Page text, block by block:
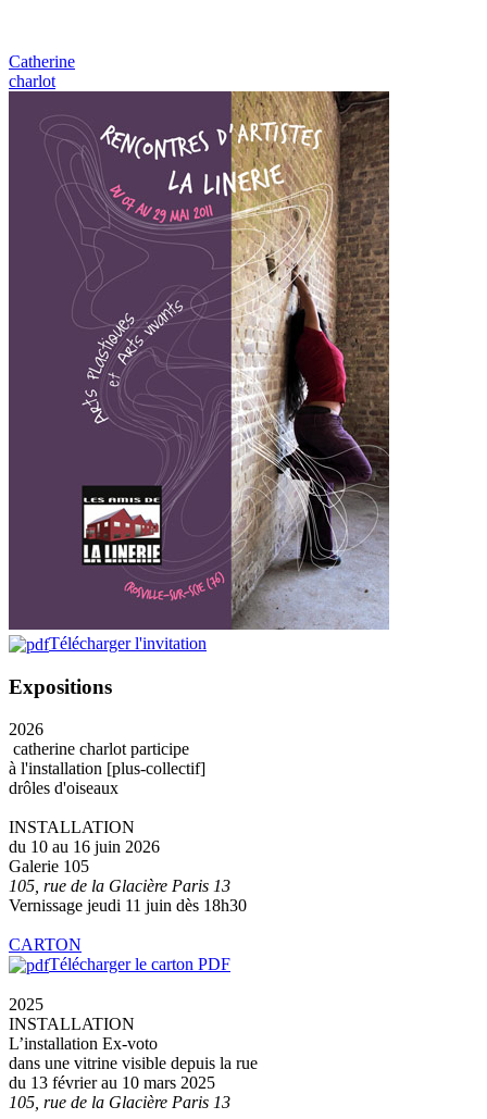
Catherine
charlot
Télécharger l'invitation
Expositions
2026
catherine charlot participe
à l'installation [plus-collectif]
drôles d'oiseaux
INSTALLATION
du 10 au 16 juin 2026
Galerie 105
105, rue de la Glacière Paris 13
Vernissage jeudi 11 juin dès 18h30
CARTON
Télécharger le carton PDF
2025
INSTALLATION
L’installation Ex-voto
dans une vitrine visible depuis la rue
du 13 février au 10 mars 2025
105, rue de la Glacière Paris 13